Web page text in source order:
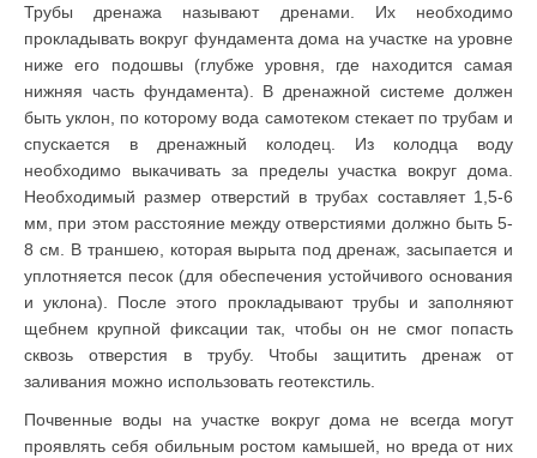
Трубы дренажа называют дренами. Их необходимо
прокладывать вокруг фундамента дома на участке на уровне
ниже его подошвы (глубже уровня, где находится самая
нижняя часть фундамента). В дренажной системе должен
быть уклон, по которому вода самотеком стекает по трубам и
спускается в дренажный колодец. Из колодца воду
необходимо выкачивать за пределы участка вокруг дома.
Необходимый размер отверстий в трубах составляет 1,5-6
мм, при этом расстояние между отверстиями должно быть 5-
8 см. В траншею, которая вырыта под дренаж, засыпается и
уплотняется песок (для обеспечения устойчивого основания
и уклона). После этого прокладывают трубы и заполняют
щебнем крупной фиксации так, чтобы он не смог попасть
сквозь отверстия в трубу. Чтобы защитить дренаж от
заливания можно использовать геотекстиль.
Почвенные воды на участке вокруг дома не всегда могут
проявлять себя обильным ростом камышей, но вреда от них